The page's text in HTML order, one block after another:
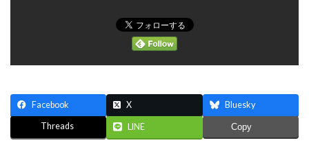
Facebook X Bluesky
Threads LINE Copy